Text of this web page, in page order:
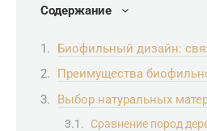
Содержание
Биофильный дизайн:
Преимущества
Выбор натуральных
Сравнение пород